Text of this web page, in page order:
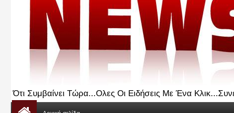
Ότι Συμβαίνει Τώρα...Ολες Οι Ειδήσεις Με Ένα